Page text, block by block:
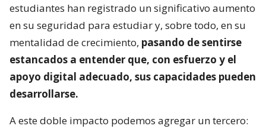
estudiantes han registrado un significativo aumento
en su seguridad para estudiar y, sobre todo, en su
mentalidad de crecimiento, pasando de sentirse
estancados a entender que, con esfuerzo y el
apoyo digital adecuado, sus capacidades pueden
desarrollarse.
A este doble impacto podemos agregar un tercero: